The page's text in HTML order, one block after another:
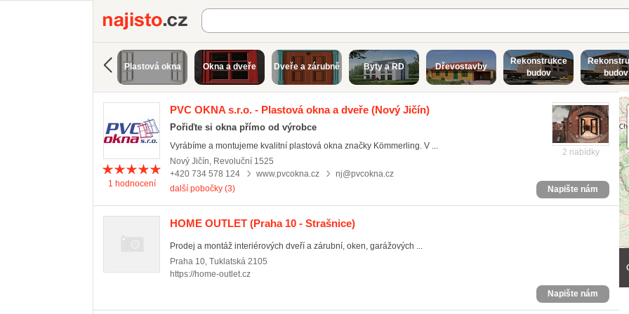
Najisto.cz
Plastová okna Okna a dveře Dveře a zárubně Byty a RD Dřevostavby
Rekonstrukce
budov
budov
PVC OKNA s.r.o. - Plastová okna a dveře (Nový Jičín)
Pořiďte si okna přímo od výrobce
1 hodnocení
Vyrábíme a montujeme kvalitní plastová okna značky Kömmerling. V ...
Nový Jičín, Revoluční 1525
+420 734 578 124
www.pvcokna.cz
nj@pvcokna.cz
další pobočky (3)
2 nabídky
Napište nám
HOME OUTLET (Praha 10 - Strašnice)
Prodej a montáž interiérových dveří a zárubní, oken, garážových ...
Praha 10, Tuklatská 2105
https://home-outlet.cz
Napište nám